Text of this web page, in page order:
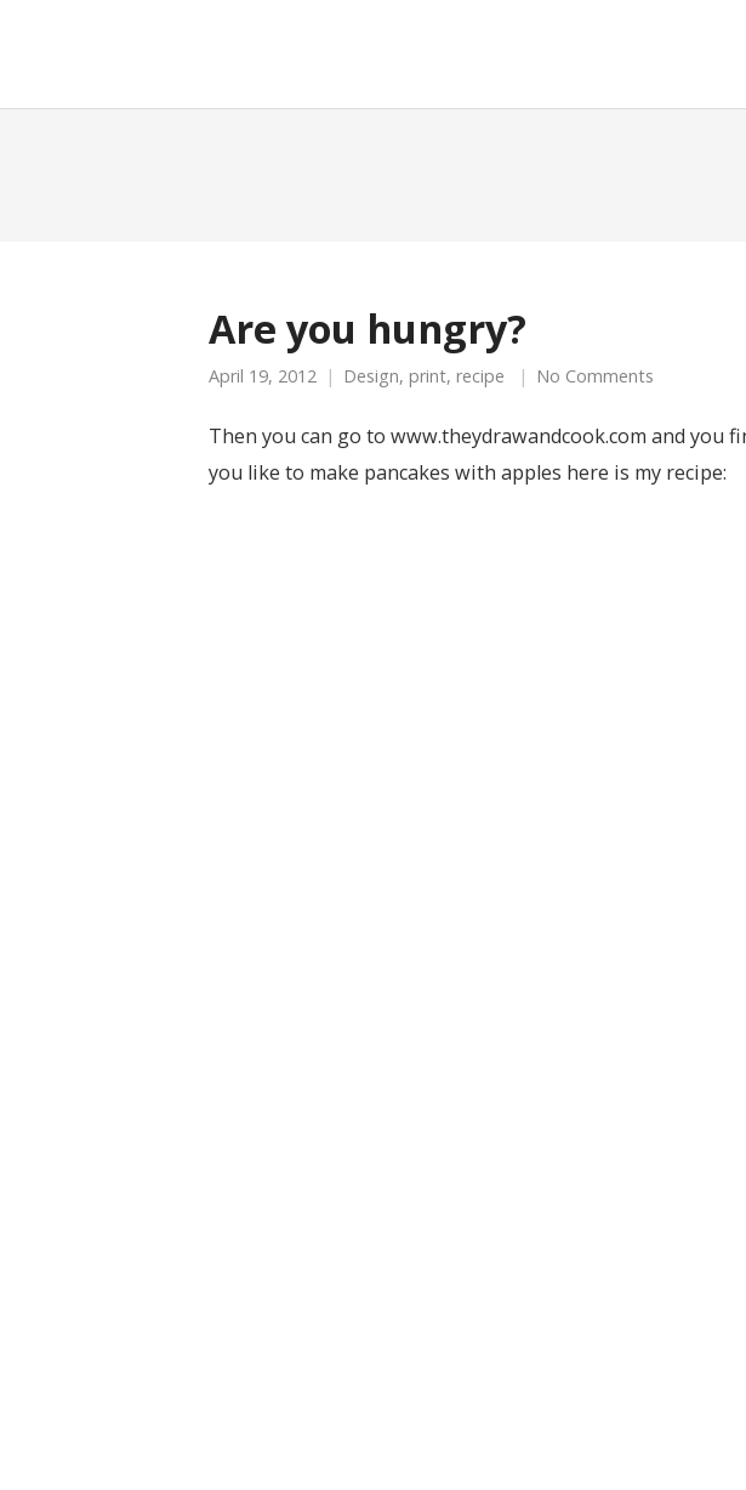
Are you hungry?
April 19, 2012 Design, print, recipe No Comments
Then you can go to www.theydrawandcook.com and you
you like to make pancakes with apples here is my recipe: